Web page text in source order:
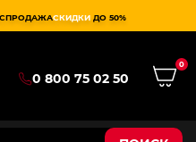
СКИДКИ ДО 50%
0 800 75 02 50
0